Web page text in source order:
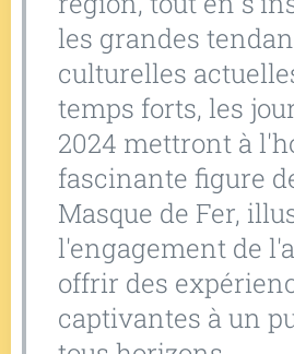
les grandes
culturelles
temps forts, les
2024 mettront à
fascinante figure
Masque de Fer,
l'engagement de
offrir des
captivantes à un